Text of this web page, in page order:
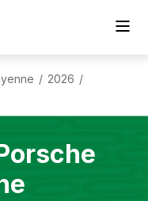
/ 2026 /